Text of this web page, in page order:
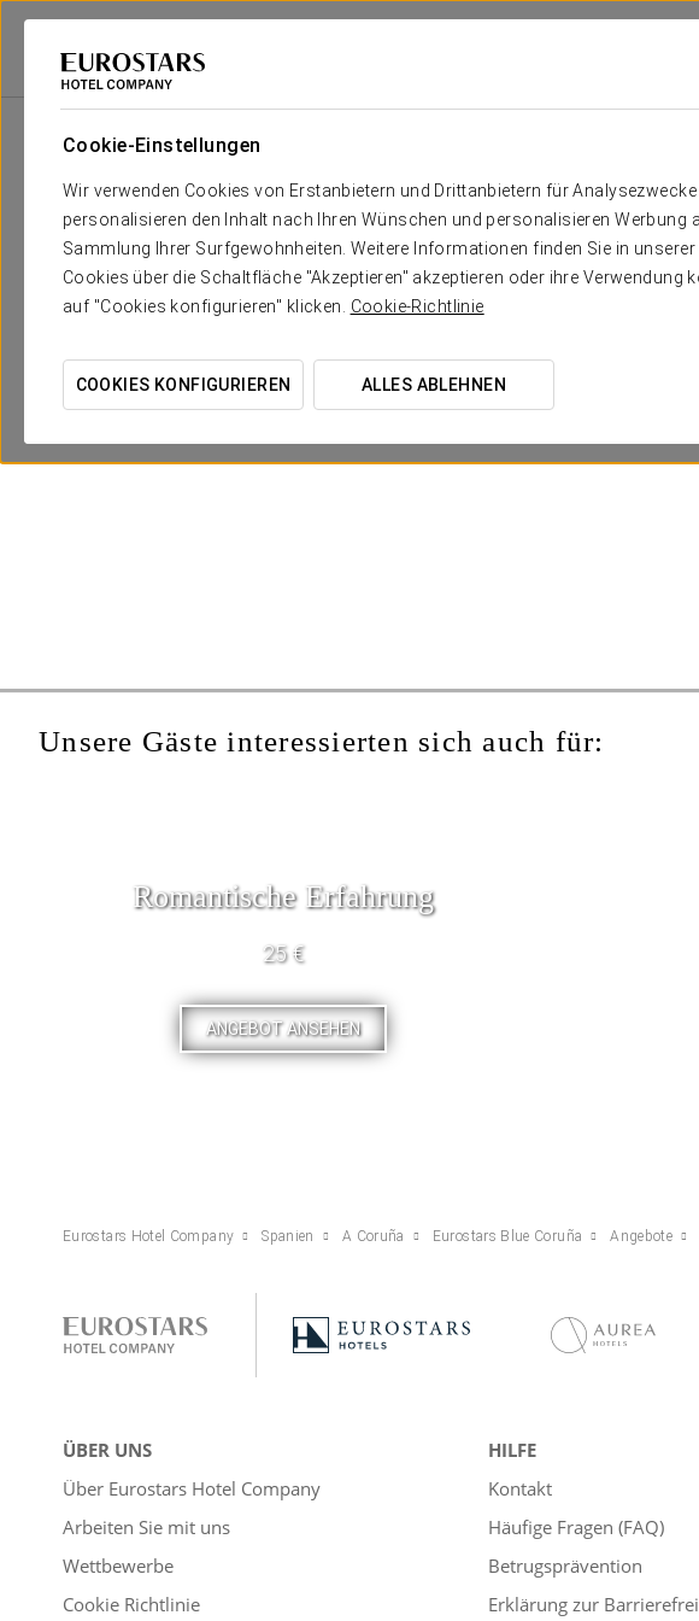
Cookie-Einstellungen
Wir verwenden Cookies von Erstanbietern und Drittanbietern für Analysezwecke
personalisieren den Inhalt nach Ihren Wünschen und personalisieren Werbung
Sammlung Ihrer Surfgewohnheiten. Weitere Informationen finden Sie in
Cookies über die Schaltfläche "Akzeptieren" akzeptieren oder ihre Verwendung
auf "Cookies konfigurieren" klicken. Cookie-Richtlinie
COOKIES KONFIGURIEREN ALLES ABLEHNEN
Eurostars Hotel Company
Unsere Gäste interessierten sich auch für:
Romantische Erfahrung
25 €
ANGEBOT ANSEHEN
Eurostars Hotel Company Spanien A Coruña Eurostars Blue Coruña Angebote
ÜBER UNS
Über Eurostars Hotel Company
Arbeiten Sie mit uns
Wettbewerbe
Cookie Richtlinie
HILFE
Kontakt
Häufige Fragen (FAQ)
Betrugsprävention
Erklärung zur